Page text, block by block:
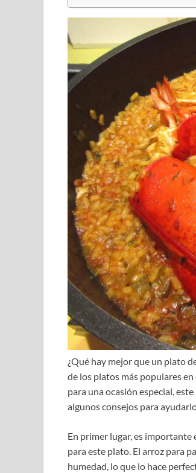
¿Qué hay mejor que un plato
de los platos más populares
para una ocasión especial,
algunos consejos para
En primer lugar, es importante
para este plato. El arroz para
humedad, lo que lo hace